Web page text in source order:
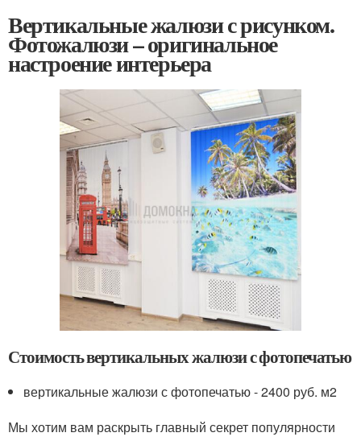
Вертикальные жалюзи с рисунком.
Фотожалюзи – оригинальное
настроение интерьера
Стоимость вертикальных жалюзи с фотопечатью
вертикальные жалюзи с фотопечатью - 2400 руб. м2
Мы хотим вам раскрыть главный секрет популярности